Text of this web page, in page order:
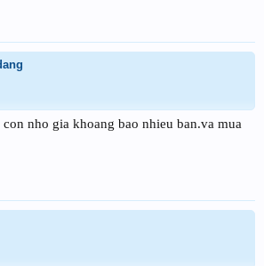
nho gia khoang bao nhieu ban.va mua